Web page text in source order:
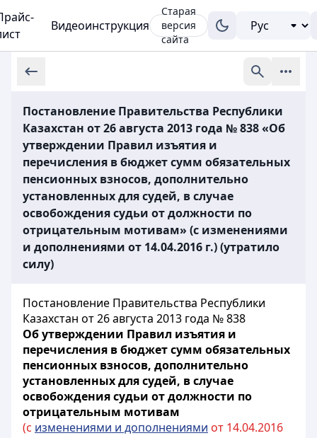
Видеоинструкция
Старая
версия
сайта
Постановление Правительства Республики
Казахстан от 26 августа 2013 года № 838 «Об
утверждении Правил изъятия и
перечисления в бюджет сумм обязательных
пенсионных взносов, дополнительно
установленных для судей, в случае
освобождения судьи от должности по
отрицательным мотивам» (с изменениями
и дополнениями от 14.04.2016 г.) (утратило
силу)
Постановление Правительства Республики
Казахстан от 26 августа 2013 года № 838
Об утверждении Правил изъятия и
перечисления в бюджет сумм обязательных
пенсионных взносов, дополнительно
установленных для судей, в случае
освобождения судьи от должности по
отрицательным мотивам
(с изменениями и дополнениями от 14.04.2016